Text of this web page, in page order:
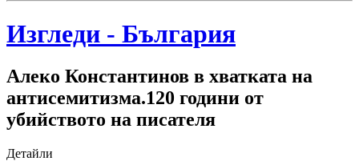
Изгледи - България
Алеко Константинов в хватката на
антисемитизма.120 години от
убийството на писателя
Детайли